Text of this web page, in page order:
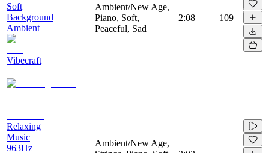
Soft
Background
Ambient
Vibecraft
Ambient/New Age,
Piano, Soft,
Peaceful, Sad
2:08 109
Relaxing
Music
963Hz
Ambient/New Age,